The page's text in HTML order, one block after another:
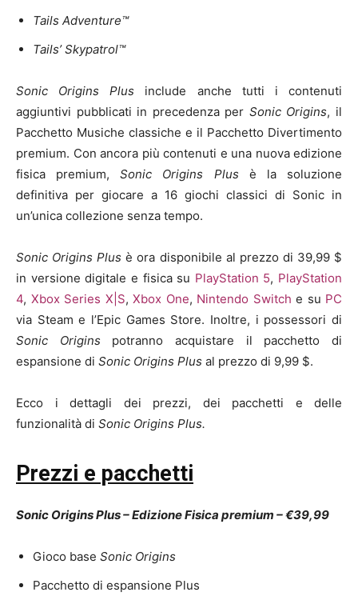
Tails Adventure™
Tails’ Skypatrol™
Sonic Origins Plus include anche tutti i contenuti
aggiuntivi pubblicati in precedenza per Sonic Origins, il
Pacchetto Musiche classiche e il Pacchetto Divertimento
premium. Con ancora più contenuti e una nuova edizione
fisica premium,Sonic Origins Plus è la soluzione
definitiva per giocare a 16 giochi classici di Sonic in
un’unica collezione senza tempo.
Sonic Origins Plus è ora disponibile al prezzo di 39,99 $
in versione digitale e fisica su PlayStation 5, PlayStation
4, Xbox Series X|S, Xbox One, Nintendo Switch e su PC
via Steam e l’Epic Games Store. Inoltre, i possessori di
Sonic Origins potranno acquistare il pacchetto di
espansione di Sonic Origins Plus al prezzo di 9,99 $.
Ecco i dettagli dei prezzi, dei pacchetti e delle
funzionalità di Sonic Origins Plus.
Prezzi e pacchetti
Sonic Origins Plus – Edizione Fisica premium – €39,99
Gioco base Sonic Origins
Pacchetto di espansione Plus